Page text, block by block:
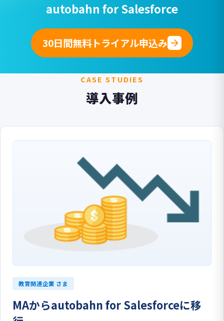
autobahn for Salesforce
30日間無料トライアル申込み
CASE STUDIES
導入事例
教育関連企業 さま
MAからautobahn for Salesforceに移